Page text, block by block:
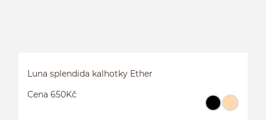
Luna splendida kalhotky Ether
Cena 650Kč